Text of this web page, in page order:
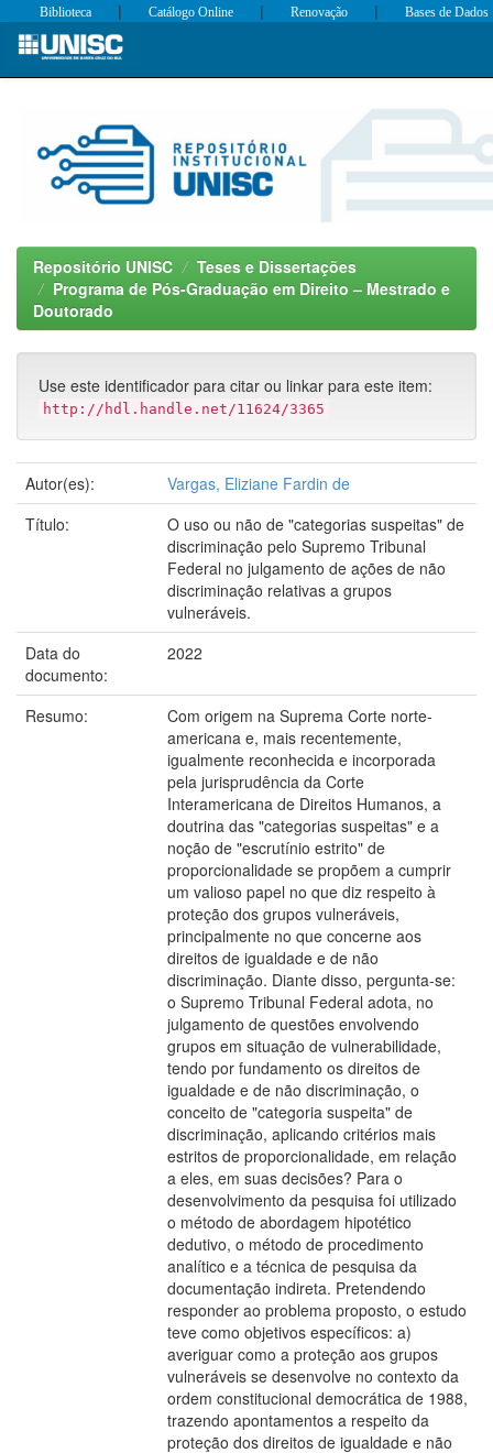
Skip
Biblioteca | Catálogo Online | Renovação | Bases de Dados
Repositório UNISC
Teses e Dissertações
Programa de Pós-Graduação em Direito – Mestrado e
Doutorado
Use este identificador para citar ou linkar para este item:
http://hdl.handle.net/11624/3365
Autor(es):
Vargas, Eliziane Fardin de
Título:
O uso ou não de "categorias suspeitas" de
discriminação pelo Supremo Tribunal
Federal no julgamento de ações de não
discriminação relativas a grupos
vulneráveis.
Data do
documento:
2022
Resumo:
Com origem na Suprema Corte norte-
americana e, mais recentemente,
igualmente reconhecida e incorporada
pela jurisprudência da Corte
Interamericana de Direitos Humanos, a
doutrina das "categorias suspeitas" e a
noção de "escrutínio estrito" de
proporcionalidade se propõem a cumprir
um valioso papel no que diz respeito à
proteção dos grupos vulneráveis,
principalmente no que concerne aos
direitos de igualdade e de não
discriminação. Diante disso, pergunta-se:
o Supremo Tribunal Federal adota, no
julgamento de questões envolvendo
grupos em situação de vulnerabilidade,
tendo por fundamento os direitos de
igualdade e de não discriminação, o
conceito de "categoria suspeita" de
discriminação, aplicando critérios mais
estritos de proporcionalidade, em relação
a eles, em suas decisões? Para o
desenvolvimento da pesquisa foi utilizado
o método de abordagem hipotético
dedutivo, o método de procedimento
analítico e a técnica de pesquisa da
documentação indireta. Pretendendo
responder ao problema proposto, o estudo
teve como objetivos específicos: a)
averiguar como a proteção aos grupos
vulneráveis se desenvolve no contexto da
ordem constitucional democrática de 1988,
trazendo apontamentos a respeito da
proteção dos direitos de igualdade e não